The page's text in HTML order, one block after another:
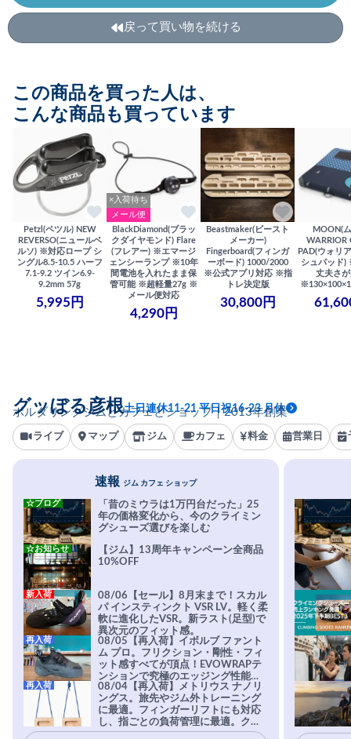
戻って買い物を続ける
この商品を買った人は、
こんな商品も買っています
Petzl(ペツル) NEW
REVERSO(ニュールベ
ルソ) ※対応ロープ シ
ングル8.5-10.5 ハーフ
7.1-9.2 ツイン6.9-
9.2mm 57g
5,995円
×入荷待ち
メール便
BlackDiamond(ブラッ
クダイヤモンド) Flare
(フレアー) ※エマージ
ェンシーランプ ※10年
間電池を入れたまま保
管可能 ※超軽量27g ※
メール便対応
4,290円
Beastmaker(ビースト
メーカー)
Fingerboard(フィンガ
ーボード) 1000/2000
※公式アプリ対応 ※指
トレ決定版
30,800円
MOON(
WARRIOR
PAD(ウォリ
シュパッド)
丈夫さ
ボルダリングジムとカフェとショップ｜2013年創業
グッぼる彦根土日連休11-21 平日祝16-23 月休
ライブ マップ ジム カフェ 料金 営業日
速報 ジム カフェ ショップ
「昔のミウラは1万円台だった」25
年の価格変化から、今のクライミン
グシューズ選びを楽しむ
☆ブログ
【ジム】13周年キャンペーン全商品
10%OFF
☆お知らせ
08/06【セール】8月末まで！スカル
パ インスティンクト VSR LV。軽く柔
軟に進化したVSR。新ラスト(足型)で
異次元のフィット感。
新入荷
08/05【再入荷】イボルブ ファント
ム プロ。フリクション・剛性・フィ
ット感すべてが頂点！EVOWRAPテ
ンションで究極のエッジング性能を
実現。進化系ラバーEvo-74はTRAX
を凌駕する粘着力で極小ホールドに
安心感。
再入荷
08/04【再入荷】メトリウス ナノリ
ングス。旅先やジム外トレーニング
に最適。フィンガーリフトにも対応
し、指ごとの負荷管理に最適。クラ
イマーの指を本気で鍛えるギア。
再入荷